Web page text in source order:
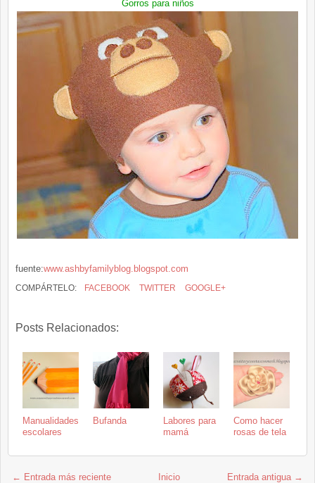
Gorros para niños
fuente:www.ashbyfamilyblog.blogspot.com
COMPÁRTELO: FACEBOOK TWITTER GOOGLE+
Posts Relacionados:
Manualidades
escolares
Bufanda
Labores para
mamá
Como hacer
rosas de tela
← Entrada más reciente Entrada antigua →
Inicio